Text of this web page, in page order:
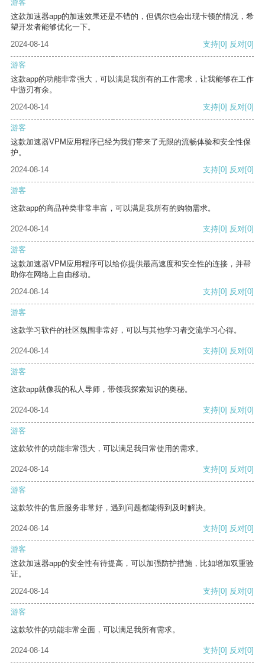
游客
这款加速器app的加速效果还是不错的，但偶尔也会出现卡顿的情况，希
望开发者能够优化一下。
2024-08-14
支持[0] 反对[0]
游客
这款app的功能非常强大，可以满足我所有的工作需求，让我能够在工作
中游刃有余。
2024-08-14
支持[0] 反对[0]
游客
这款加速器VPM应用程序已经为我们带来了无限的流畅体验和安全性保
护。
2024-08-14
支持[0] 反对[0]
游客
这款app的商品种类非常丰富，可以满足我所有的购物需求。
2024-08-14 支持[0] 反对[0]
游客
这款加速器VPM应用程序可以给你提供最高速度和安全性的连接，并帮
助你在网络上自由移动。
2024-08-14
支持[0] 反对[0]
游客
这款学习软件的社区氛围非常好，可以与其他学习者交流学习心得。
2024-08-14 支持[0] 反对[0]
游客
这款app就像我的私人导师，带领我探索知识的奥秘。
2024-08-14 支持[0] 反对[0]
游客
这款软件的功能非常强大，可以满足我日常使用的需求。
2024-08-14 支持[0] 反对[0]
游客
这款软件的售后服务非常好，遇到问题都能得到及时解决。
2024-08-14 支持[0] 反对[0]
游客
这款加速器app的安全性有待提高，可以加强防护措施，比如增加双重验
证。
2024-08-14
支持[0] 反对[0]
游客
这款软件的功能非常全面，可以满足我所有需求。
2024-08-14 支持[0] 反对[0]